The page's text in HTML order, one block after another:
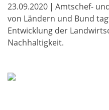
23.09.2020 | Amtschef-
von Ländern und Bund
Entwicklung der
Nachhaltigkeit.